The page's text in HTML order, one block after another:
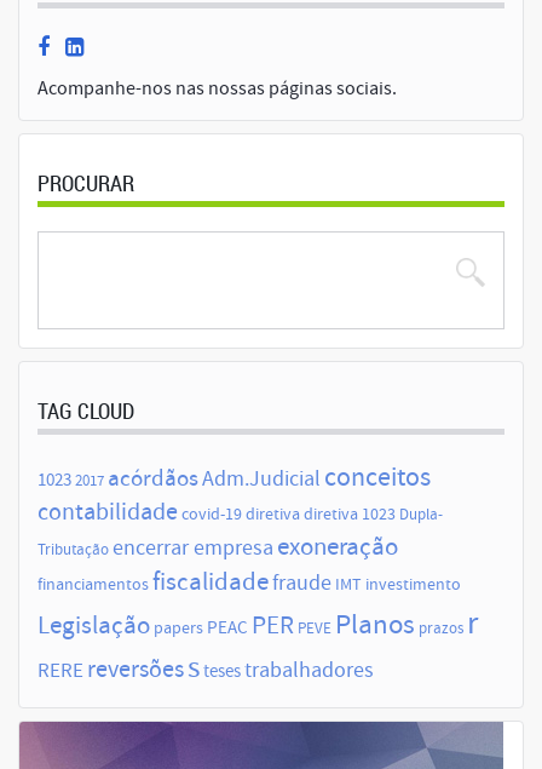
Acompanhe-nos nas nossas páginas sociais.
PROCURAR
TAG CLOUD
10232017 acórdãosAdm.Judicial conceitos
contabilidade covid-19diretiva diretiva 1023 Dupla-
Tributaçãoencerrar empresa exoneração
financiamentosfiscalidadefraude IMT investimento
Legislação papers PEAC PER PEVE Planos prazos r
RERE reversõesstesestrabalhadores